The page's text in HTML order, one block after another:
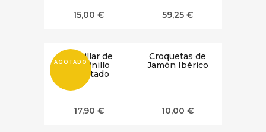
15,00 € 59,25 €
AGOTADO
Costillar de
Cochinillo
Confitado
17,90 €
Croquetas de
Jamón Ibérico
10,00 €